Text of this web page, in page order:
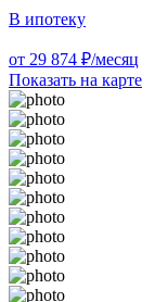
В ипотеку
от 29 874 ₽/месяц
Показать на карте